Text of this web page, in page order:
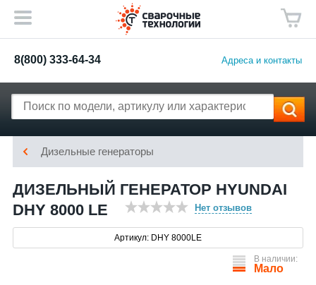
8(800) 333-64-34 Адреса и контакты
Дизельные генераторы
ДИЗЕЛЬНЫЙ ГЕНЕРАТОР HYUNDAI
DHY 8000 LE
Нет отзывов
Артикул: DHY 8000LE
В наличии:
Мало